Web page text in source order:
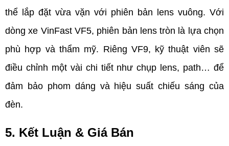
thể lắp đặt vừa vặn với phiên bản lens vuông. Với
dòng xe VinFast VF5, phiên bản lens tròn là lựa chọn
phù hợp và thẩm mỹ. Riêng VF9, kỹ thuật viên sẽ
điều chỉnh một vài chi tiết như chụp lens, path… để
đảm bảo phom dáng và hiệu suất chiếu sáng của
đèn.
5. Kết Luận & Giá Bán